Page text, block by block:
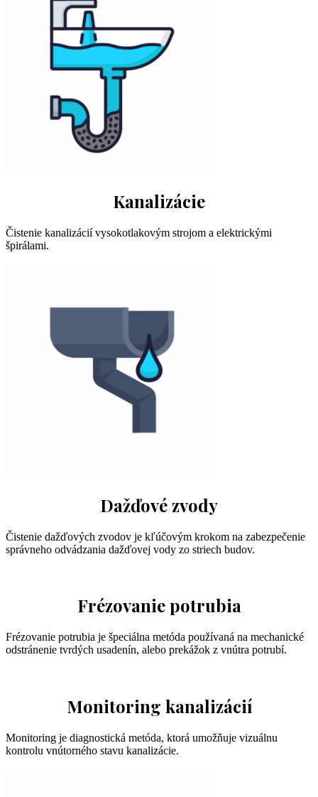
Kanalizácie
Čistenie kanalizácií vysokotlakovým strojom a elektrickými
špirálami.
Dažďové zvody
Čistenie dažďových zvodov je kľúčovým krokom na zabezpečenie
správneho odvádzania dažďovej vody zo striech budov.
Frézovanie potrubia
Frézovanie potrubia je špeciálna metóda používaná na mechanické
odstránenie tvrdých usadenín, alebo prekážok z vnútra potrubí.
Monitoring kanalizácií
Monitoring je diagnostická metóda, ktorá umožňuje vizuálnu
kontrolu vnútorného stavu kanalizácie.